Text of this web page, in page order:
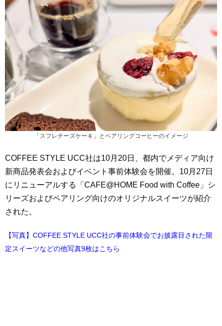
「スフレチーズケーキ」とペアリングコーヒーのイメージ
COFFEE STYLE UCC社は10月20日、都内でメディア向け
新商品発表会およびイベント事前体験会を開催。10月27日
にリニューアルする「CAFE@HOME Food with Coffee」シ
リーズおよびペアリング向けのオリジナルスイーツが紹介
された。
【写真】COFFEE STYLE UCC社の事前体験会でお披露目された限
定スイーツなどの他写真9枚はこちら